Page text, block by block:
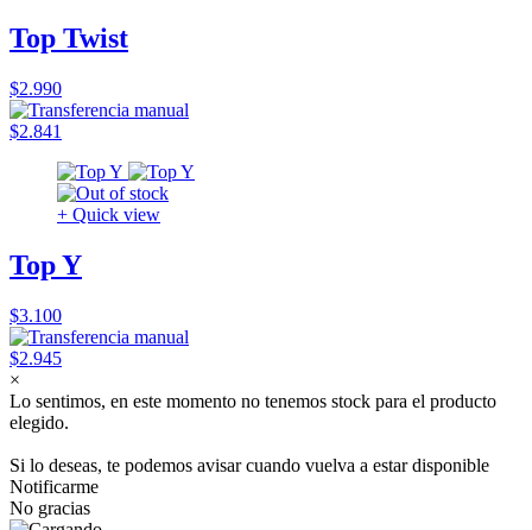
Top Twist
$2.990
$2.841
+ Quick view
Top Y
$3.100
$2.945
×
Lo sentimos, en este momento no tenemos stock para el producto
elegido.
Si lo deseas, te podemos avisar cuando vuelva a estar disponible
Notificarme
No gracias